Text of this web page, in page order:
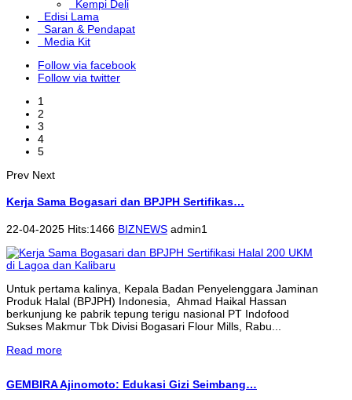
Kempi Deli
Edisi Lama
Saran & Pendapat
Media Kit
Follow via facebook
Follow via twitter
1
2
3
4
5
Prev Next
Kerja Sama Bogasari dan BPJPH Sertifikas…
22-04-2025 Hits:1466 BIZNEWS admin1
Untuk pertama kalinya, Kepala Badan Penyelenggara Jaminan
Produk Halal (BPJPH) Indonesia, Ahmad Haikal Hassan
berkunjung ke pabrik tepung terigu nasional PT Indofood
Sukses Makmur Tbk Divisi Bogasari Flour Mills, Rabu...
Read more
GEMBIRA Ajinomoto: Edukasi Gizi Seimbang…